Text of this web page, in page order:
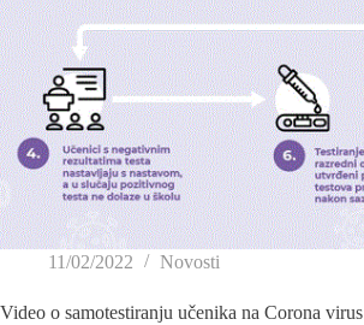
11/02/2022 Novosti
Video o samotestiranju učenika na Corona virus